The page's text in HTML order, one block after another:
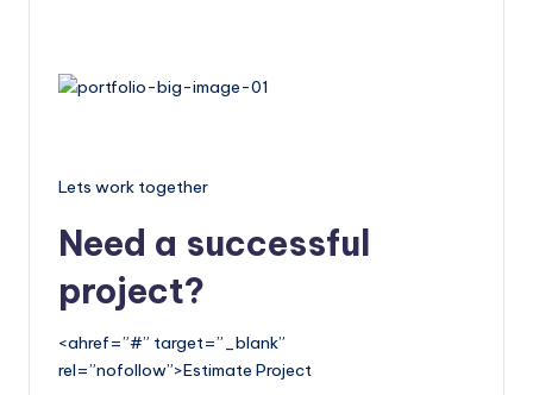
Lets work together
Need a successful
project?
<ahref=”#” target=”_blank”
rel=”nofollow”>Estimate Project